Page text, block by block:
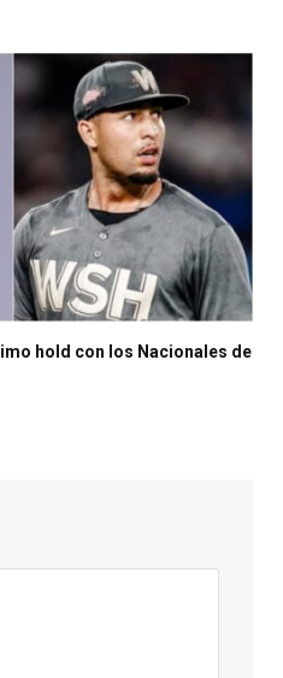
hold con los Nacionales de